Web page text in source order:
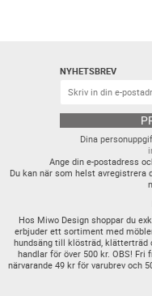
NYHETSBREV
Dina
Ange din e-postadress
Du kan när som helst avregistrera
Hos Miwo Design shoppar du
erbjuder ett sortiment med
hundsäng till klösträd, klätterträd
handlar för över 500 kr. OBS!
närvarande 49 kr för varubrev och